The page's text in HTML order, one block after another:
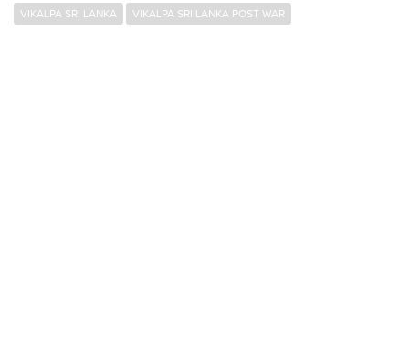
VIKALPA SRI LANKA
VIKALPA SRI LANKA POST WAR